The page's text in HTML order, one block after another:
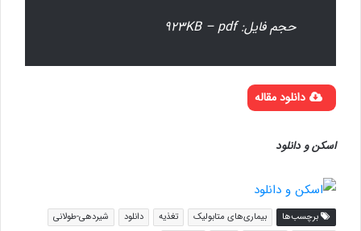
حجم فایل: ۹۲۳KB – pdf
دانلود مقاله
اسکن و دانلود
برچسب‌ها بیماری‌های متابولیک تغذیه دانلود
شیردهی-طولانی